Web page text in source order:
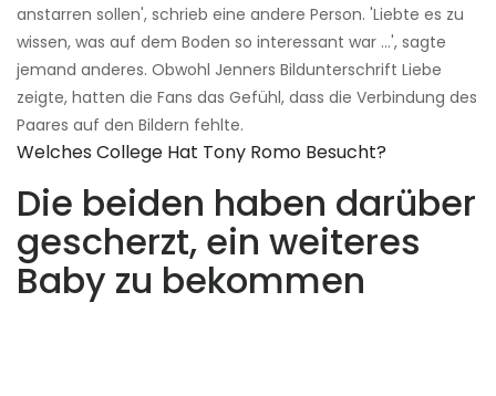
anstarren sollen', schrieb eine andere Person. 'Liebte es zu
wissen, was auf dem Boden so interessant war ...', sagte
jemand anderes. Obwohl Jenners Bildunterschrift Liebe
zeigte, hatten die Fans das Gefühl, dass die Verbindung des
Paares auf den Bildern fehlte.
Welches College Hat Tony Romo Besucht?
Die beiden haben darüber
gescherzt, ein weiteres
Baby zu bekommen